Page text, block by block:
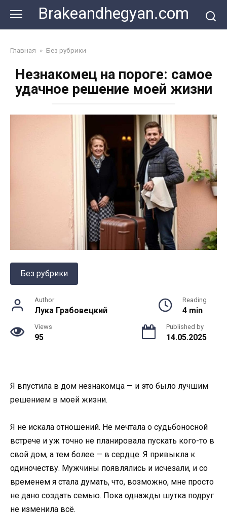
content
Brakeandhegyan.com
Главная » Без рубрики
Незнакомец на пороге: самое
удачное решение моей жизни
Без рубрики
Author
Лука Грабовецкий
Reading
4 min
Views
95
Published by
14.05.2025
Я впустила в дом незнакомца — и это было лучшим
решением в моей жизни.
Я не искала отношений. Не мечтала о судьбоносной
встрече и уж точно не планировала пускать кого-то в
свой дом, а тем более — в сердце. Я привыкла к
одиночеству. Мужчины появлялись и исчезали, и со
временем я стала думать, что, возможно, мне просто
не дано создать семью. Пока однажды шутка подруг
не изменила всё.